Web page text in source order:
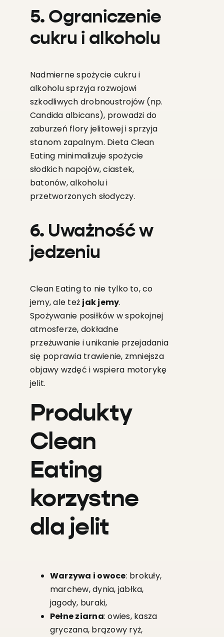
5. Ograniczenie
cukru i alkoholu
Nadmierne spożycie cukru i
alkoholu sprzyja rozwojowi
szkodliwych drobnoustrojów (np.
Candida albicans), prowadzi do
zaburzeń flory jelitowej i sprzyja
stanom zapalnym. Dieta Clean
Eating minimalizuje spożycie
słodkich napojów, ciastek,
batonów, alkoholu i
przetworzonych słodyczy.
6. Uważność w
jedzeniu
Clean Eating to nie tylko to, co
jemy, ale też jak jemy.
Spożywanie posiłków w spokojnej
atmosferze, dokładne
przeżuwanie i unikanie przejadania
się poprawia trawienie, zmniejsza
objawy wzdęć i wspiera motorykę
jelit.
Produkty
Clean
Eating
korzystne
dla jelit
Warzywa i owoce: brokuły,
marchew, dynia, jabłka,
jagody, buraki,
Pełne ziarna: owies, kasza
gryczana, brązowy ryż,